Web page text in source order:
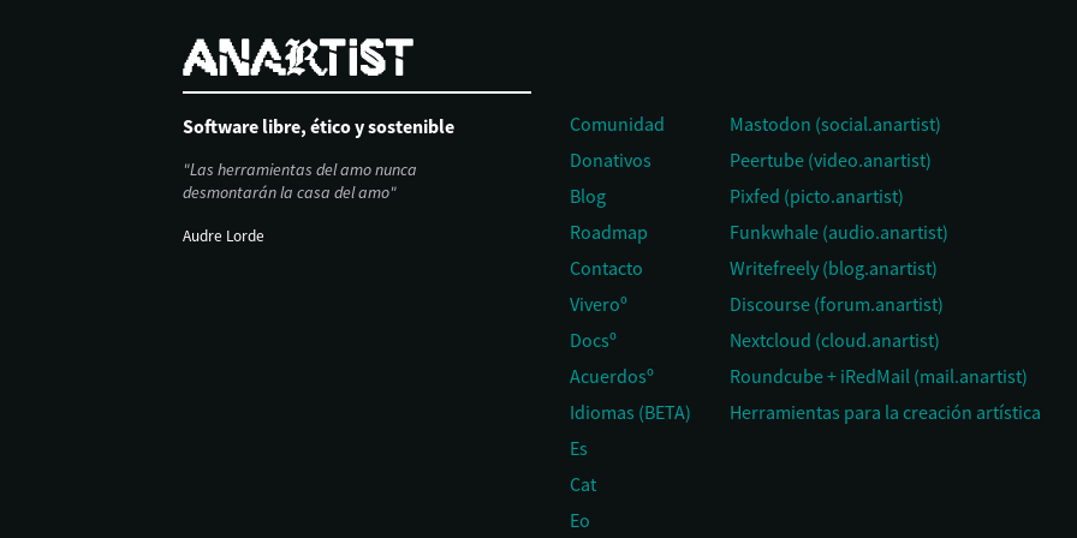
Software libre, ético y sostenible
"Las herramientas del amo nunca
desmontarán la casa del amo"
Audre Lorde
Comunidad
Donativos
Blog
Roadmap
Contacto
Viveroº
Docsº
Acuerdosº
Idiomas (BETA)
Es
Cat
Eo
Mastodon (social.anartist)
Peertube (video.anartist)
Pixfed (picto.anartist)
Funkwhale (audio.anartist)
Writefreely (blog.anartist)
Discourse (forum.anartist)
Nextcloud (cloud.anartist)
Roundcube + iRedMail (mail.anartist)
Herramientas para la creación artística